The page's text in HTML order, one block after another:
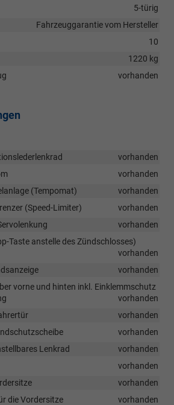
5-türig
Fahrzeuggarantie vom Hersteller
10
1220 kg
vorhanden
vorhanden
vorhanden
(Tempomat)
vorhanden
(Speed-Limiter)
vorhanden
vorhanden
Taste anstelle des Zündschlosses)
vorhanden
vorhanden
vorne und hinten inkl. Einklemmschutz
vorhanden
vorhanden
vorhanden
Lenkrad
vorhanden
vorhanden
vorhanden
die Vordersitze
vorhanden